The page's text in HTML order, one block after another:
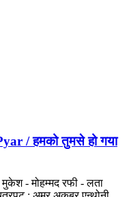
/ हमको तुमसे हो गया
- मोहम्मद रफी - लता